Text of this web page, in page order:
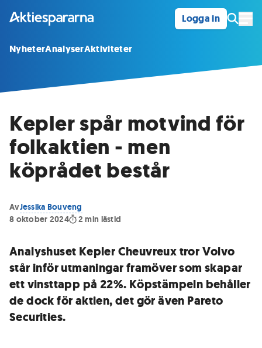
Logga in
NyheterAnalyserAktiviteter
Kepler spår motvind för
folkaktien - men
köprådet består
AvJessika Bouveng
8 oktober 2024
2 min lästid
Analyshuset Kepler Cheuvreux tror Volvo
står inför utmaningar framöver som skapar
ett vinsttapp på 22%. Köpstämpeln behåller
de dock för aktien, det gör även Pareto
Securities.